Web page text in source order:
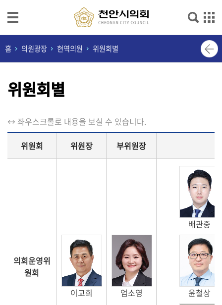
본문으로 바로가기
메인메뉴 바로가기
의
회
개
원
광
장
식
홈 의원광장 현역의원 위원회별
위원회별
↔ 좌우스크롤로 내용을 보실 수 있습니다.
위원회 위원장 부위원장
의회운영위
원회
이교희
엄소영
배관중
윤철상